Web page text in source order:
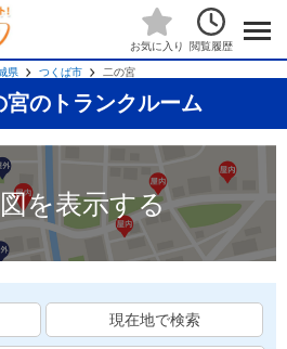
お気に入り 閲覧履歴
県 つくば市 二の宮
のトランクルーム
を表示する
現在地で検索